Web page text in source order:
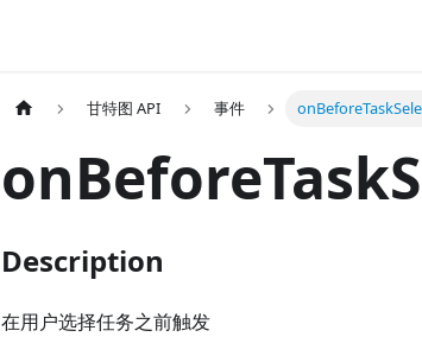
甘特图 API 事件
Description
在用户选择任务之前触发